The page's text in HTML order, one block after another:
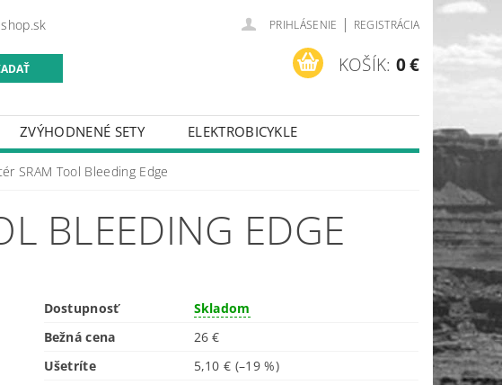
PRIHLÁSENIE | REGISTRÁCIA
KOŠÍK: 0 €
ZVÝHODNENÉ SETY
ELEKTROBICYKLE
SRAM Tool Bleeding Edge
BLEEDING EDGE
Dostupnosť
Skladom
Bežná cena
26 €
Ušetríte
5,10 € (–19 %)